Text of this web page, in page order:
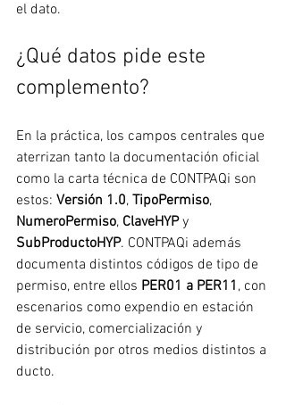
el dato.
¿Qué datos pide este
complemento?
En la práctica, los campos centrales que
aterrizan tanto la documentación oficial
como la carta técnica de CONTPAQi son
estos: Versión 1.0, TipoPermiso,
NumeroPermiso, ClaveHYP y
SubProductoHYP. CONTPAQi además
documenta distintos códigos de tipo de
permiso, entre ellos PER01 a PER11 , con
escenarios como expendio en estación
de servicio, comercialización y
distribución por otros medios distintos a
ducto.